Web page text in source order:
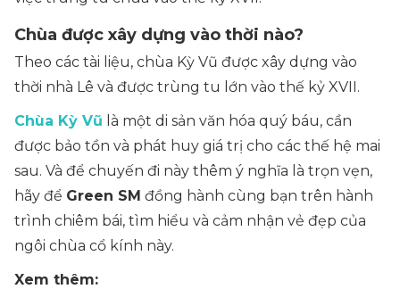
Chùa được xây dựng vào thời nào?
Theo các tài liệu, chùa Kỳ Vũ được xây dựng vào
thời nhà Lê và được trùng tu lớn vào thế kỷ XVII.
Chùa Kỳ Vũ là một di sản văn hóa quý báu, cần
được bảo tồn và phát huy giá trị cho các thế hệ mai
sau. Và để chuyến đi này thêm ý nghĩa là trọn vẹn,
hãy để Green SM đồng hành cùng bạn trên hành
trình chiêm bái, tìm hiểu và cảm nhận vẻ đẹp của
ngôi chùa cổ kính này.
Xem thêm: